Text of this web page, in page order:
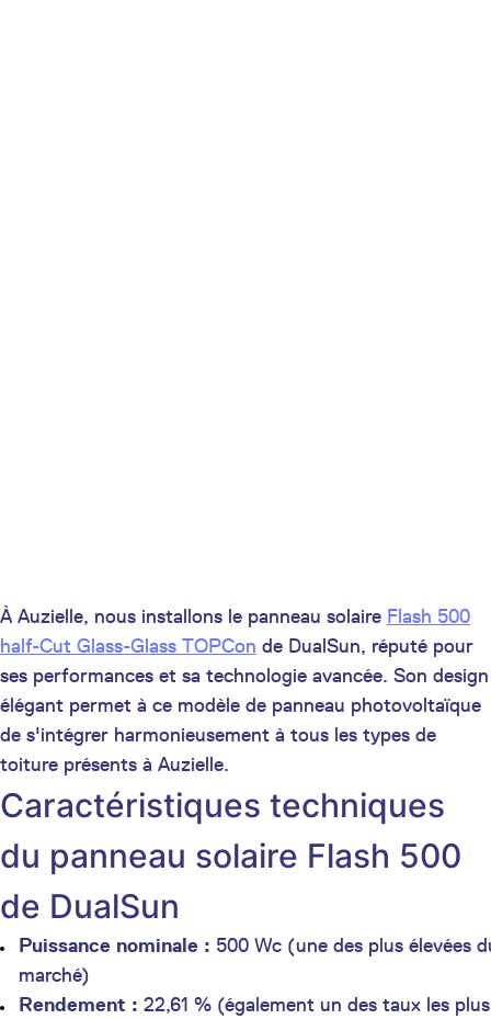
À Auzielle, nous installons le panneau solaire Flash 500
half-Cut Glass-Glass TOPCon de DualSun, réputé pour
ses performances et sa technologie avancée. Son design
élégant permet à ce modèle de panneau photovoltaïque
de s'intégrer harmonieusement à tous les types de
toiture présents à Auzielle.
Caractéristiques techniques
du panneau solaire Flash 500
de DualSun
Puissance nominale : 500 Wc (une des plus élevées
marché)
Rendement : 22,61 % (également un des taux les plus